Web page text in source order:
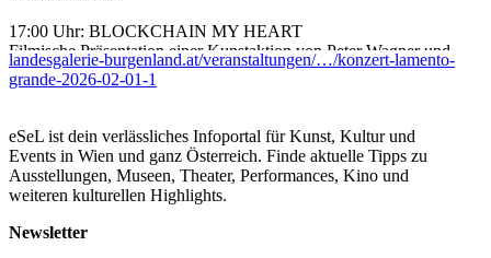
17:00 Uhr: BLOCKCHAIN MY HEART
Filmische Präsentation einer Kunstaktion von Peter Wagner und
dem Offenen Haus Oberwart unter Beteiligung von 48
Künstler:innen aus den Bereichen bildende Kunst, Literatur und
18:00 Uhr: LAMENTO GRANDE - das Konzert
Eveline Rabold – voc
Rainer Paul – e-guit, tr
Christian De Lellis – b
Thomas Maria Monetti – guits
landesgalerie-burgenland.at/veranstaltungen/…/konzert-lamento-
grande-2026-02-01-1
eSeL ist dein verlässliches Infoportal für Kunst, Kultur und
Events in Wien und ganz Österreich. Finde aktuelle Tipps zu
Ausstellungen, Museen, Theater, Performances, Kino und
weiteren kulturellen Highlights.
Newsletter